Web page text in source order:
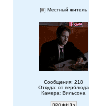
[ ] Местный житель
Сообщения: 218
Откуда: от верблюда
Камера: Вильсона